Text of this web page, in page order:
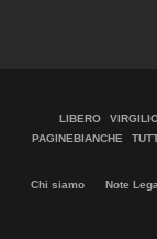
LIBERO
PAGINEBIANCHE
Chi siamo Note